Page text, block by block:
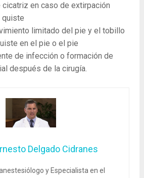
cicatriz en caso de extirpación
quiste
limitado del pie y el tobillo
en el pie o el pie
de infección o formación de
después de la cirugía.
Delgado Cidranes
y Especialista en el